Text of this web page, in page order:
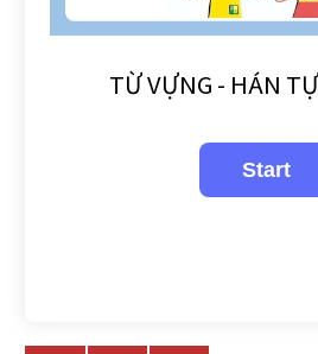
TỪ VỰNG - HÁN